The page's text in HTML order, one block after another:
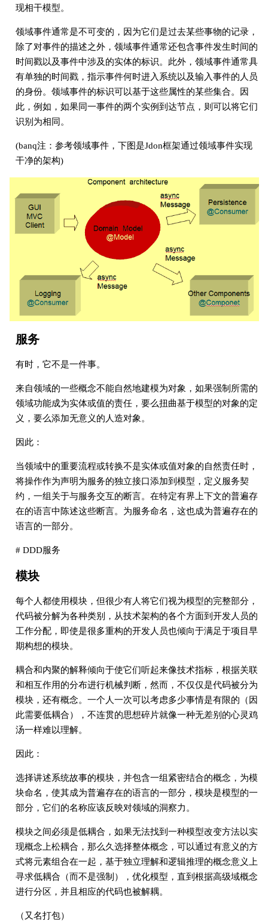
现相干模型。
领域事件通常是不可变的，因为它们是过去某些事物的记录，
除了对事件的描述之外，领域事件通常还包含事件发生时间的
时间戳以及事件中涉及的实体的标识。此外，领域事件通常具
有单独的时间戳，指示事件何时进入系统以及输入事件的人员
的身份。领域事件的标识可以基于这些属性的某些集合。因
此，例如，如果同一事件的两个实例到达节点，则可以将它们
识别为相同。
(banq注：参考领域事件，下图是Jdon框架通过领域事件实现
干净的架构)
服务
有时，它不是一件事。
来自领域的一些概念不能自然地建模为对象，如果强制所需的
领域功能成为实体或值的责任，要么扭曲基于模型的对象的定
义，要么添加无意义的人造对象。
因此：
当领域中的重要流程或转换不是实体或值对象的自然责任时，
将操作作为声明为服务的独立接口添加到模型，定义服务契
约，一组关于与服务交互的断言。在特定有界上下文的普遍存
在的语言中陈述这些断言。为服务命名，这也成为普遍存在的
语言的一部分。
# DDD服务
模块
每个人都使用模块，但很少有人将它们视为模型的完整部分，
代码被分解为各种类别，从技术架构的各个方面到开发人员的
工作分配，即使是很多重构的开发人员也倾向于满足于项目早
期构想的模块。
耦合和内聚的解释倾向于使它们听起来像技术指标，根据关联
和相互作用的分布进行机械判断，然而，不仅仅是代码被分为
模块，还有概念。一个人一次可以考虑多少事情是有限的（因
此需要低耦合），不连贯的思想碎片就像一种无差别的心灵鸡
汤一样难以理解。
因此：
选择讲述系统故事的模块，并包含一组紧密结合的概念，为模
块命名，使其成为普遍存在的语言的一部分，模块是模型的一
部分，它们的名称应该反映对领域的洞察力。
模块之间必须是低耦合，如果无法找到一种模型改变方法以实
现概念上松耦合，那么久选择整体概念，可以通过有意义的方
式将元素组合在一起，基于独立理解和逻辑推理的概念意义上
寻求低耦合（而不是强制），优化模型，直到根据高级域概念
进行分区，并且相应的代码也被解耦。
（又名打包）